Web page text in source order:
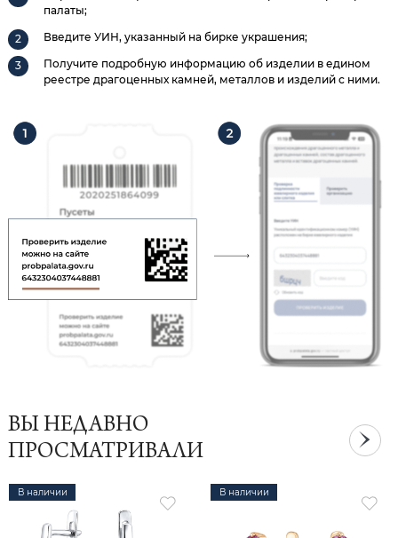
палаты;
Введите УИН, указанный на бирке украшения;
Получите подробную информацию об изделии в едином
реестре драгоценных камней, металлов и изделий с ними.
ВЫ НЕДАВНО
ПРОСМАТРИВАЛИ
В наличии В наличии